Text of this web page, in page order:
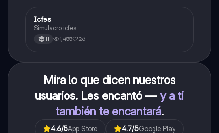
ICFES: Sociales y Ciudadanas
Icfes
Simulacro icfes
11 1,455 26
Mira lo que dicen nuestros
usuarios. Les encantó —y a ti
también te encantará.
4.6/5App Store 4.7/5Google Play